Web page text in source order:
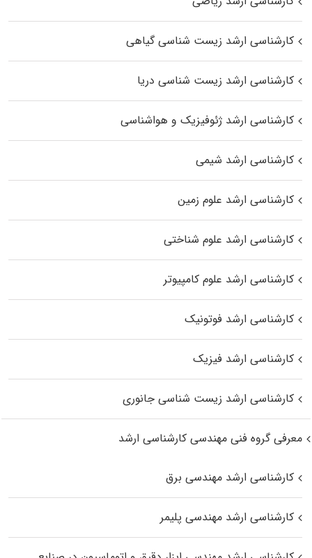
کارشناسی ارشد زیست‌ شناسی گیاهی
کارشناسی ارشد زیست‌ شناسی دریا
کارشناسی ارشد ژئوفیزیک و هواشناسی
کارشناسی ارشد شیمی
کارشناسی ارشد علوم زمین
کارشناسی ارشد علوم شناختی
کارشناسی ارشد علوم کامپیوتر
کارشناسی ارشد فوتونیک
کارشناسی ارشد فیزیک
کارشناسی ارشد زیست‌ شناسی جانوری
معرفی گروه فنی مهندسی کارشناسی ارشد
کارشناسی ارشد مهندسی برق
کارشناسی ارشد مهندسی پلیمر